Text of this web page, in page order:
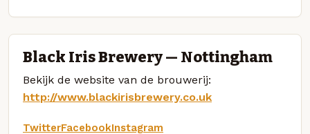
Black Iris Brewery — Nottingham
Bekijk de website van de brouwerij:
http://www.blackirisbrewery.co.uk
TwitterFacebookInstagram